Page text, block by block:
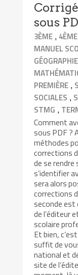
sous
3ÈME , 4ÈME
MANUEL
GÉOGRAPHIE
PREMIÈRE , S
SOCIALES ,
STMG ,
Comment
sous PDF ?
méthodes
corrections
de se rendre
s’identifier
sera alors
corrections
seconde est
de l’éditeur
scolaire
Et bien,
suffit de
national et
site de